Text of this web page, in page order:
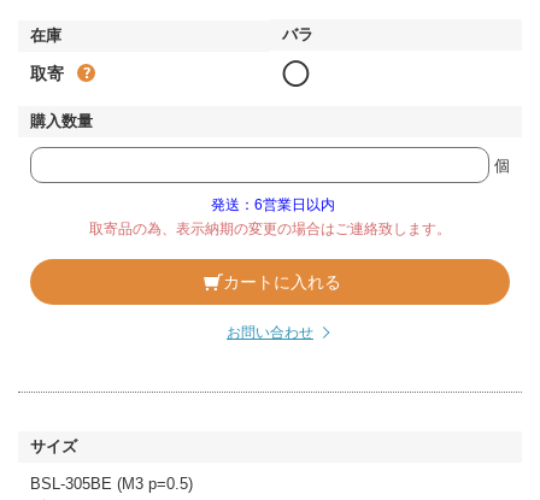
取寄 ◯
個
発送：6営業日以内
取寄品の為、表示納期の変更の場合はご連絡致します。
カートに入れる
お問い合わせ
BSL-305BE (M3 p=0.5)